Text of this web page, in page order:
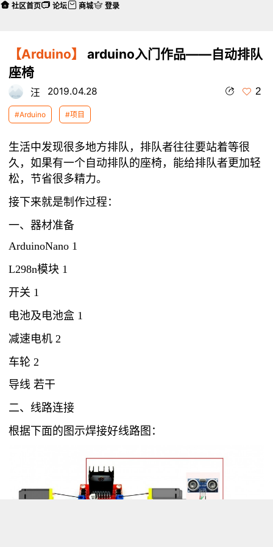
【Arduino】
arduino入门作品——自动排队
座椅
汪 2019.04.28 2
#Arduino #项目
生活中发现很多地方排队，排队者往往要站着等很
久，如果有一个自动排队的座椅，能给排队者更加轻
松，节省很多精力。
接下来就是制作过程：
一、器材准备
ArduinoNano 1
L298n模块 1
开关 1
电池及电池盒 1
减速电机 2
车轮 2
导线 若干
二、线路连接
根据下面的图示焊接好线路图：
社区首页 论坛 商城 登录